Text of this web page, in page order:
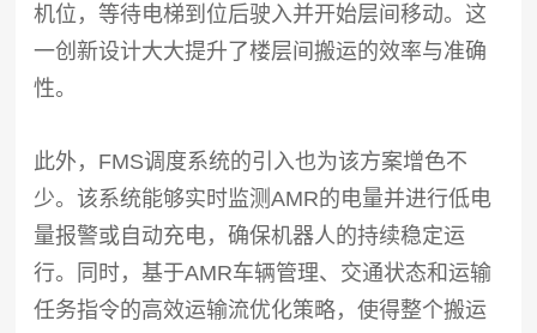
机位，等待电梯到位后驶入并开始层间移动。这
一创新设计大大提升了楼层间搬运的效率与准确
性。
此外，FMS调度系统的引入也为该方案增色不
少。该系统能够实时监测AMR的电量并进行低电
量报警或自动充电，确保机器人的持续稳定运
行。同时，基于AMR车辆管理、交通状态和运输
任务指令的高效运输流优化策略，使得整个搬运